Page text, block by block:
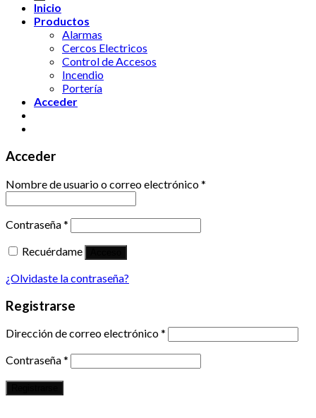
Inicio
Productos
Alarmas
Cercos Electricos
Control de Accesos
Incendio
Portería
Acceder
Acceder
Nombre de usuario o correo electrónico*
Contraseña*
Recuérdame
¿Olvidaste la contraseña?
Registrarse
Dirección de correo electrónico*
Contraseña*